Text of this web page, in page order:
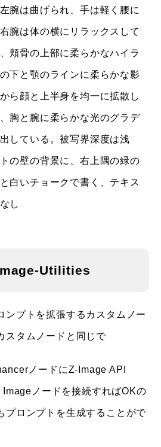
腕は曲げられ、手は軽く腰に
腕は体の横にリラックスして
頬骨の上部に柔らかなハイラ
下と顎のラインに柔らかな影
ら顔と上半身を均一に拡散し
胸と腕に柔らかな光のグラデ
している。被写界深度は浅
の壁の背景に、右上隅の緑の
白いチョークで書く、テキス
し
Utilities
プトを拡張するカスタムノー
スタムノードと同じで
ノードにZ-Image API
ノードを接続すればOKの
プロンプトを生成することがで